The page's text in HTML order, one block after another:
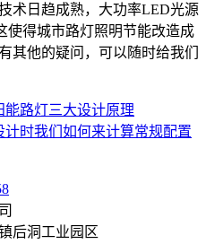
术日趋成熟，大功率LED光源
使得城市路灯照明节能改造成
其他的疑问，可以随时给我们
能路灯三大设计原理
计时我们如何来计算常规配置
后洞工业园区